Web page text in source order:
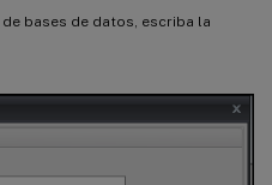
bases de datos, escriba la